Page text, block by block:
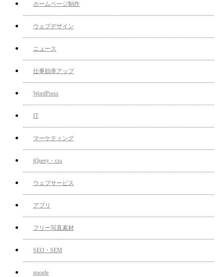
ホームページ制作
ウェブデザイン
ニュース
仕事効率アップ
WordPress
IT
マーケティング
jQuery・css
ウェブサービス
アプリ
フリー写真素材
SEO・SEM
google